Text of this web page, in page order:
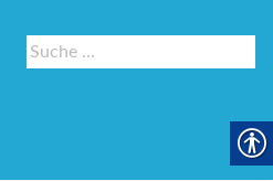
Suche
nach:
NAVIGATION